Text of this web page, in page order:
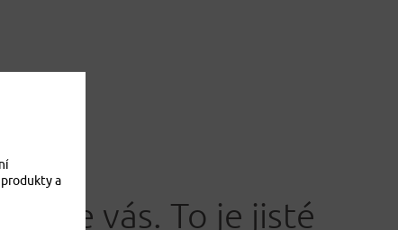
Jistíme vás. To je jisté
a